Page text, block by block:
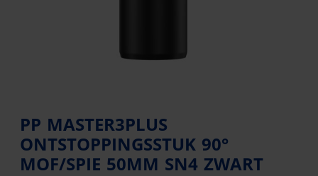
PP MASTER3PLUS
ONTSTOPPINGSSTUK 90°
MOF/SPIE 50MM SN4 ZWART